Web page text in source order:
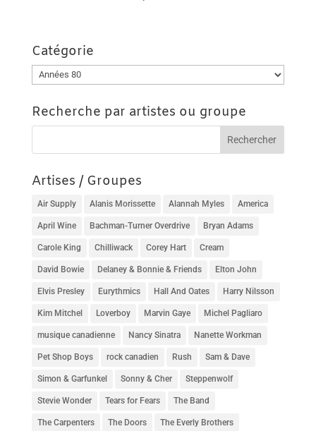
Catégorie
Catégorie
Recherche par artistes ou groupe
Artises / Groupes
Air Supply Alanis Morissette Alannah Myles America
April Wine Bachman-Turner Overdrive Bryan Adams
Carole King Chilliwack Corey Hart Cream
David Bowie Delaney & Bonnie & Friends Elton John
Elvis Presley Eurythmics Hall And Oates Harry Nilsson
Kim Mitchel Loverboy Marvin Gaye Michel Pagliaro
musique canadienne Nancy Sinatra Nanette Workman
Pet Shop Boys rock canadien Rush Sam & Dave
Simon & Garfunkel Sonny & Cher Steppenwolf
Stevie Wonder Tears for Fears The Band
The Carpenters The Doors The Everly Brothers